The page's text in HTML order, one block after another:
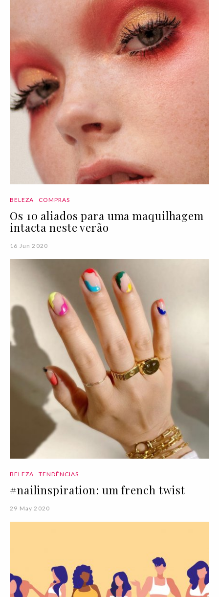
BELEZA COMPRAS
Os 10 aliados para uma maquilhagem
intacta neste verão
16 Jun 2020
BELEZA TENDÊNCIAS
#nailinspiration: um french twist
29 May 2020